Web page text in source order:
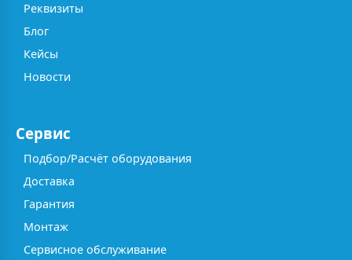
Реквизиты
Блог
Кейсы
Новости
Сервис
Подбор/Расчёт оборудования
Доставка
Гарантия
Монтаж
Сервисное обслуживание